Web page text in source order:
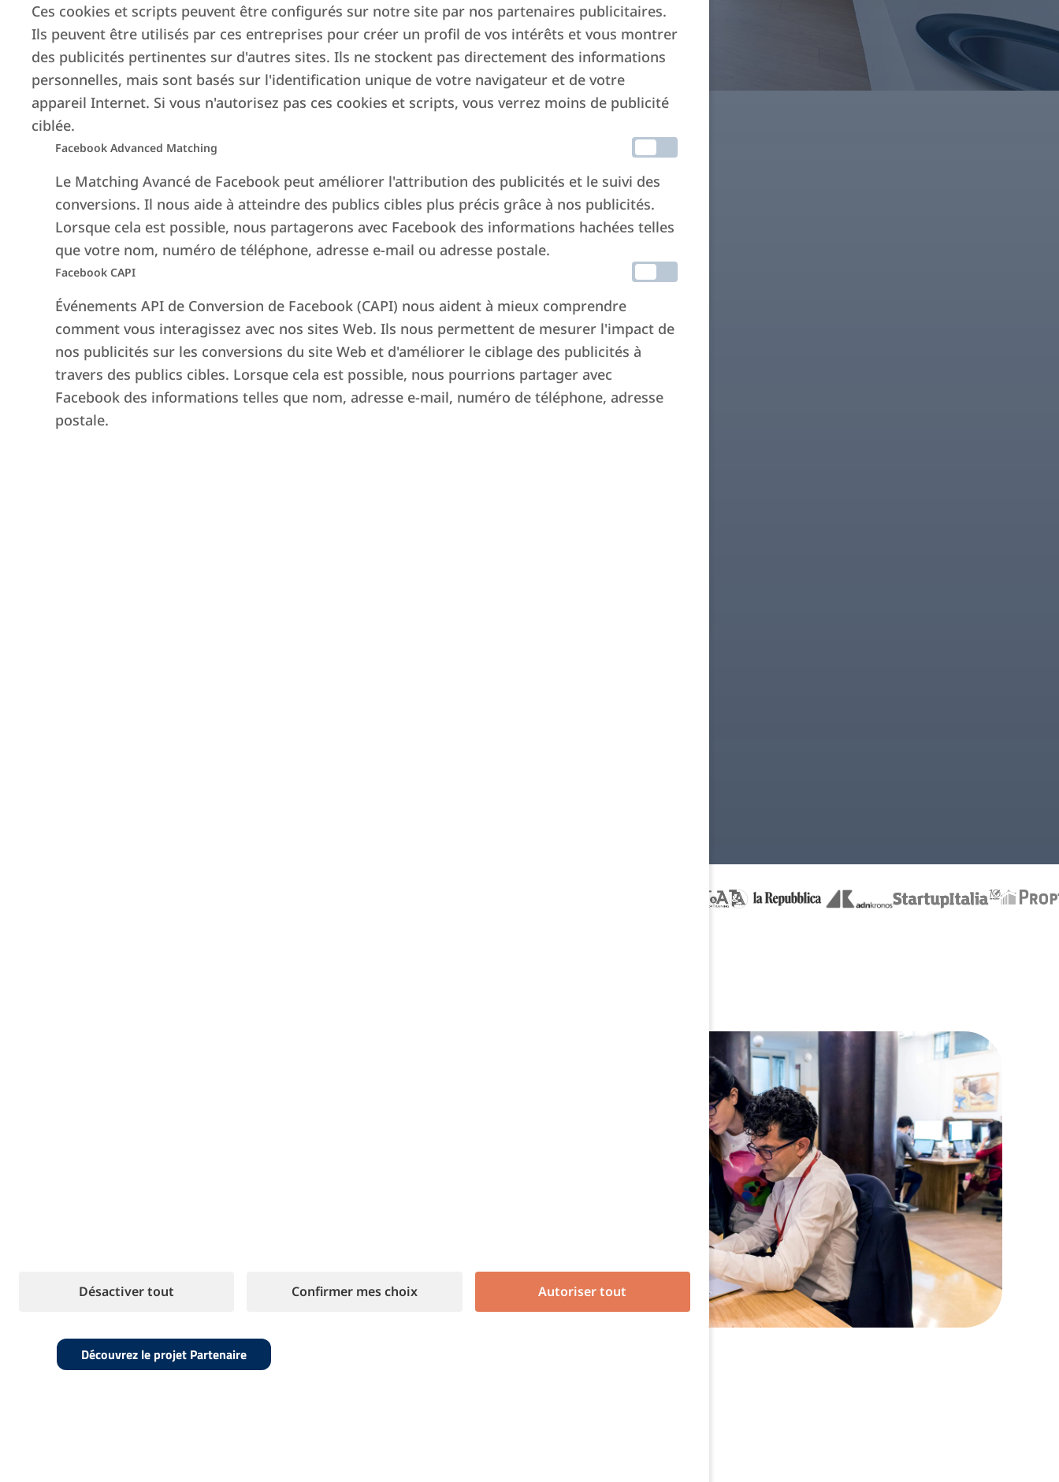
Manager et elle est née de notre expérience directe et des erreurs
Découvrez le projet Partenaire
Ces cookies et scripts peuvent être configurés sur notre site par nos partenaires publicitaires.
Ils peuvent être utilisés par ces entreprises pour créer un profil de vos intérêts et vous montrer
des publicités pertinentes sur d'autres sites. Ils ne stockent pas directement des informations
personnelles, mais sont basés sur l'identification unique de votre navigateur et de votre
appareil Internet. Si vous n'autorisez pas ces cookies et scripts, vous verrez moins de publicité
ciblée.
Facebook Advanced Matching
Le Matching Avancé de Facebook peut améliorer l'attribution des publicités et le suivi des
conversions. Il nous aide à atteindre des publics cibles plus précis grâce à nos publicités.
Lorsque cela est possible, nous partagerons avec Facebook des informations hachées telles
que votre nom, numéro de téléphone, adresse e-mail ou adresse postale.
Facebook CAPI
Événements API de Conversion de Facebook (CAPI) nous aident à mieux comprendre
comment vous interagissez avec nos sites Web. Ils nous permettent de mesurer l'impact de
nos publicités sur les conversions du site Web et d'améliorer le ciblage des publicités à
travers des publics cibles. Lorsque cela est possible, nous pourrions partager avec
Facebook des informations telles que nom, adresse e-mail, numéro de téléphone, adresse
postale.
Désactiver tout Confirmer mes choix Autoriser tout